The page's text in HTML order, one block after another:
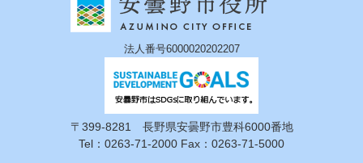
法人番号6000020202207
〒399-8281 長野県安曇野市豊科6000番地
Tel：0263-71-2000 Fax：0263-71-5000